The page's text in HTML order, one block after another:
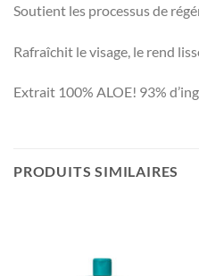
Soutient les processus de
Rafraîchit le visage, le rend
Extrait 100% ALOE! 93%
PRODUITS SIMILAIRES